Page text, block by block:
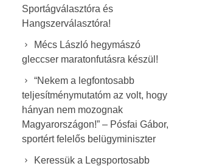
Sportágválasztóra és
Hangszerválasztóra!
Mécs László hegymászó
gleccser maratonfutásra készül!
“Nekem a legfontosabb
teljesítménymutatóm az volt, hogy
hányan nem mozognak
Magyarországon!” – Pósfai Gábor,
sportért felelős belügyminiszter
Keressük a Legsportosabb